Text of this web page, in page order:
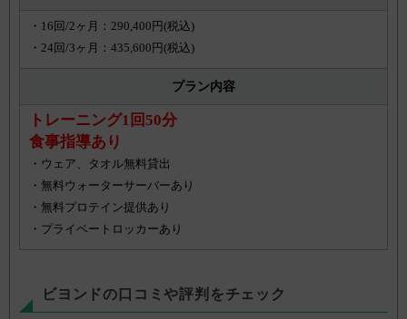
・16回/2ヶ月：290,400円(税込)
・24回/3ヶ月：435,600円(税込)
プラン内容
トレーニング1回50分
食事指導あり
・ウェア、タオル無料貸出
・無料ウォーターサーバーあり
・無料プロテイン提供あり
・プライベートロッカーあり
ビヨンドの口コミや評判をチェック